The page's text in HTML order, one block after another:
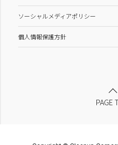
ソーシャルメディアポリシー
個人情報保護方針
PAGE